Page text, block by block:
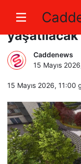
Şehitlerin
yaşatılacak
Caddenews
15 Mayıs
15 Mayıs 2026, 11:00